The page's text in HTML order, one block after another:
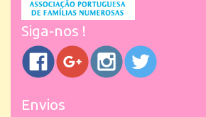
Siga-nos !
Envios